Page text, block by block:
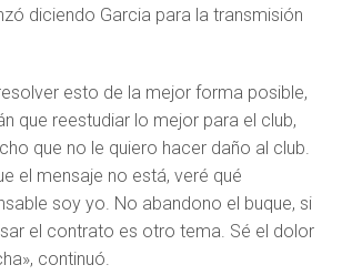
diciendo Garcia para la transmisión
esto de la mejor forma posible,
que reestudiar lo mejor para el club,
que no le quiero hacer daño al club.
el mensaje no está, veré qué
soy yo. No abandono el buque, si
el contrato es otro tema. Sé el dolor
continuó.